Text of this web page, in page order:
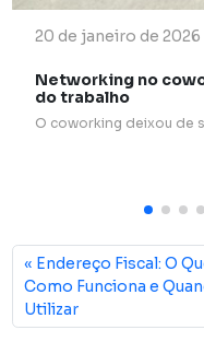
20 de janeiro de 2026
Networking no
do trabalho
Endereço Fiscal: O
Como Funciona e
Utilizar